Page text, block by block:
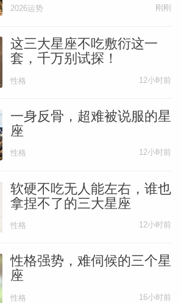
诸如“如果你离开我，我就
没有你”的请求和呐喊，只不
时期困难关系的暗潮汹涌，
这一段关系的现实层面。
母亲一旦离开了，我们可能
力，不太可能因为母亲离开
藏、未被解决的恐惧掀开来
验和混乱就会帮助我们摆脱
累赘的态度。
2026运势 刚刚
这三大星座不吃敷衍这一
套，千万别试探！
性格 12小时前
一身反骨，超难被说服的星
座
性格 12小时前
软硬不吃无人能左右，谁也
拿捏不了的三大星座
性格 12小时前
性格强势，难伺候的三个星
座
性格 16小时前